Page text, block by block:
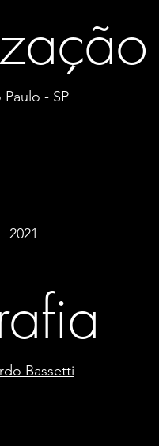
Paulo - SP
2021
Bassetti